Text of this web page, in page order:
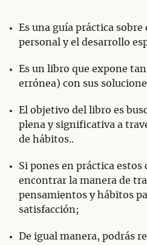
Es una guía práctica
personal y el desarrollo
Es un libro que expone
errónea) con sus
El objetivo del libro es
plena y significativa a
de hábitos..
Si pones en práctica estos
encontrar la manera de
pensamientos y hábitos
satisfacción;
De igual manera, podrás